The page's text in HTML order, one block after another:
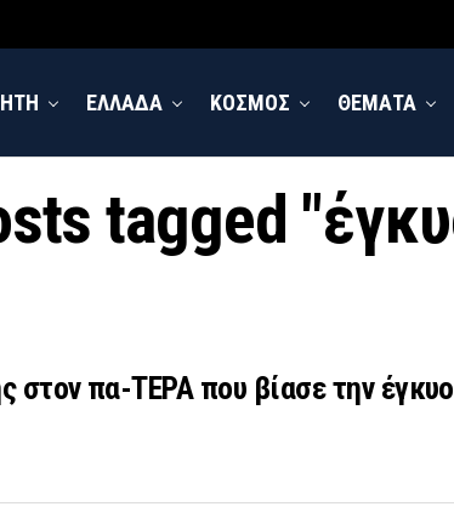
ΕΛΛΑΔΑ ΚΟΣΜΟΣ ΘΕΜΑΤΑ
tagged
στον πα-ΤΕΡΑ που βίασε την